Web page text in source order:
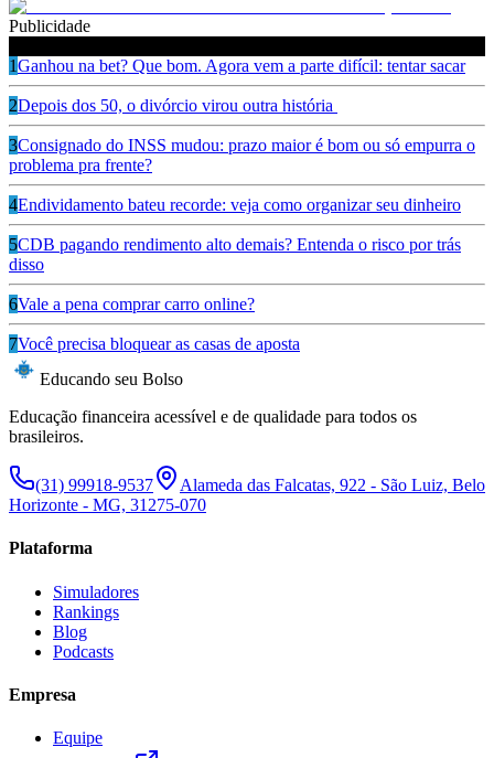
Publicidade
1Ganhou na bet? Que bom. Agora vem a parte difícil: tentar sacar
2Depois dos 50, o divórcio virou outra história
3Consignado do INSS mudou: prazo maior é bom ou só empurra o
problema pra frente?
4Endividamento bateu recorde: veja como organizar seu dinheiro
5CDB pagando rendimento alto demais? Entenda o risco por trás
disso
6Vale a pena comprar carro online?
7Você precisa bloquear as casas de aposta
Educando seu Bolso
Educação financeira acessível e de qualidade para todos os
brasileiros.
(31) 99918-9537
Alameda das Falcatas, 922 - São Luiz, Belo
Horizonte - MG, 31275-070
Plataforma
Simuladores
Rankings
Blog
Podcasts
Empresa
Equipe